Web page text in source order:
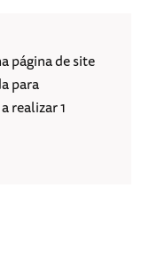
página de site
para
realizar 1